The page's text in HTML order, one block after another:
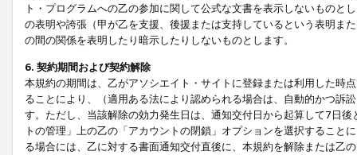
ト・プログラムへの乙の参加に関して公式な文書を表示しないもの
の表明や誇張（甲が乙を支援、後援または支持しているという表明ま
の間の関係を表明したり暗示したりしないものとします。
6. 契約期間および契約解除
本規約の期間は、乙がアソシエイト・サイトに登録または利用した時
ることにより、（適用ある法により認められる場合は、自動的かつ訴
す。ただし、当該解除の効力発生日は、通知交付日から起算して7日
トの管理」上の乙の「アカウントの閉鎖」オプションを選択するこ
る場合には、乙に対する書面通知交付直後に、本規約を解除または乙